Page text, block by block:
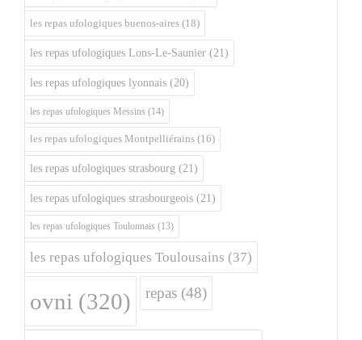
les repas ufologiques buenos-aires (18)
les repas ufologiques Lons-Le-Saunier (21)
les repas ufologiques lyonnais (20)
les repas ufologiques Messins (14)
les repas ufologiques Montpelliérains (16)
les repas ufologiques strasbourg (21)
les repas ufologiques strasbourgeois (21)
les repas ufologiques Toulonnais (13)
les repas ufologiques Toulousains (37)
ovni (320) repas (48)